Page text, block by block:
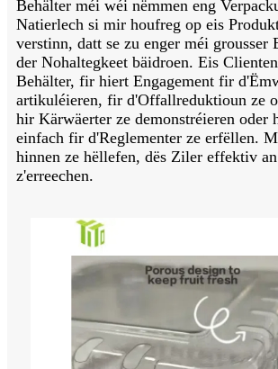
Behälter méi wéi nëmmen eng
Natierlech si mir houfreg op eis
verstinn, datt se zu enger méi grousser
der Nohaltegkeet bäidroen. Eis
Behälter, fir hiert Engagement fir
artikuléieren, fir d'Offallreduktioun ze
hir Kärwäerter ze demonstréieren oder
einfach fir d'Reglementer ze erfëllen.
hinnen ze hëllefen, dës Ziler effektiv
z'erreechen.